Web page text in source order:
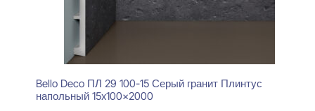
Bello Deco ПЛ 29 100-15 Серый гранит Плинтус
напольный 15x100x2000